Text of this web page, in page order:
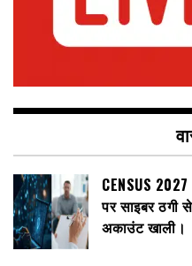
CENSUS
पर साइबर ठगी
अकाउंट खाली।